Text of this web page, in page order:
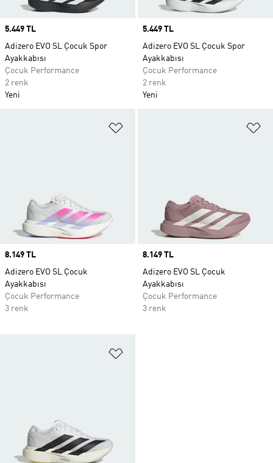
Price
5.449 TL
Adizero EVO SL Çocuk Spor
Ayakkabısı
Çocuk Performance
2 renk
Yeni
Price
5.449 TL
Adizero EVO SL Çocuk Spor
Ayakkabısı
Çocuk Performance
2 renk
Yeni
Price
8.149 TL
Adizero EVO SL Çocuk
Ayakkabısı
Çocuk Performance
3 renk
Price
8.149 TL
Adizero EVO SL Çocuk
Ayakkabısı
Çocuk Performance
3 renk